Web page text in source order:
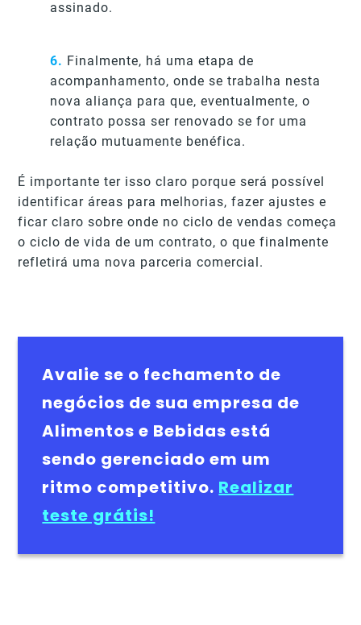
assinado.
6. Finalmente, há uma etapa de
acompanhamento, onde se trabalha nesta
nova aliança para que, eventualmente, o
contrato possa ser renovado se for uma
relação mutuamente benéfica.
É importante ter isso claro porque será possível
identificar áreas para melhorias, fazer ajustes e
ficar claro sobre onde no ciclo de vendas começa
o ciclo de vida de um contrato, o que finalmente
refletirá uma nova parceria comercial.
Avalie se o fechamento de
negócios de sua empresa de
Alimentos e Bebidas está
sendo gerenciado em um
ritmo competitivo. Realizar
teste grátis!